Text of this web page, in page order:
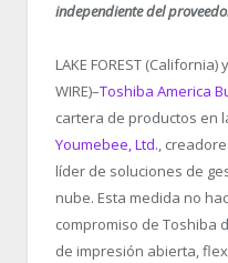
independiente del
LAKE FOREST (California)
WIRE)–Toshiba America
cartera de productos en
Youmebee, Ltd.,
líder de soluciones de
nube. Esta medida no
compromiso de Toshiba
de impresión abierta,